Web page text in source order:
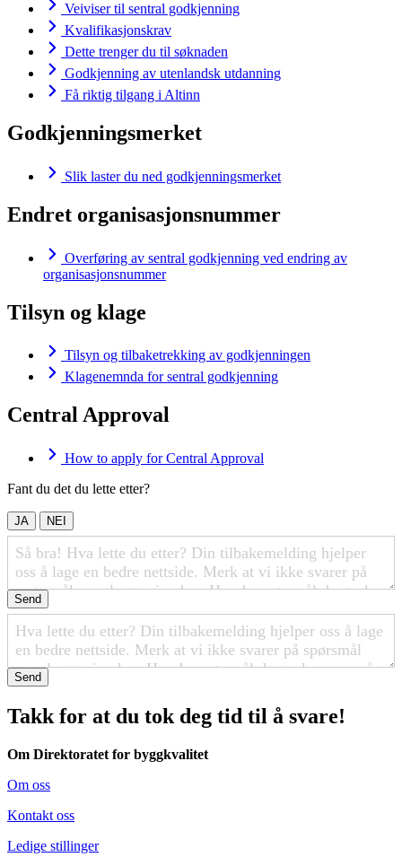
Veiviser til sentral godkjenning
Kvalifikasjonskrav
Dette trenger du til søknaden
Godkjenning av utenlandsk utdanning
Få riktig tilgang i Altinn
Godkjenningsmerket
Slik laster du ned godkjenningsmerket
Endret organisasjonsnummer
Overføring av sentral godkjenning ved endring av
organisasjonsnummer
Tilsyn og klage
Tilsyn og tilbaketrekking av godkjenningen
Klagenemnda for sentral godkjenning
Central Approval
How to apply for Central Approval
Fant du det du lette etter?
JA NEI
Send
Send
Takk for at du tok deg tid til å svare!
Om Direktoratet for byggkvalitet
Om oss
Kontakt oss
Ledige stillinger